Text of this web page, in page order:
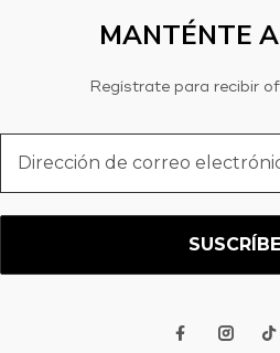
MANTÉNTE
Regístrate para recibir
de